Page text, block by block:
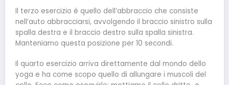
Il terzo esercizio è quello dell’abbraccio che consiste
nell’auto abbracciarsi, avvolgendo il braccio sinistro sulla
spalla destra e il braccio destro sulla spalla sinistra.
Manteniamo questa posizione per 10 secondi.
Il quarto esercizio arriva direttamente dal mondo dello
yoga e ha come scopo quello di allungare i muscoli del